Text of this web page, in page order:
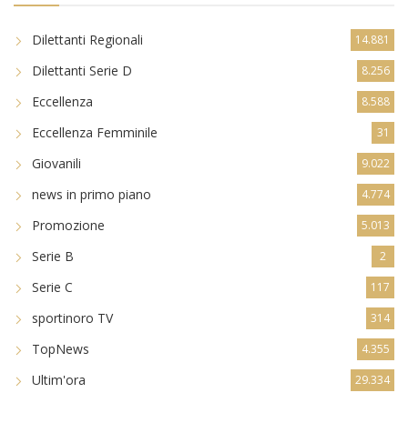
Dilettanti Regionali 14.881
Dilettanti Serie D 8.256
Eccellenza 8.588
Eccellenza Femminile 31
Giovanili 9.022
news in primo piano 4.774
Promozione 5.013
Serie B 2
Serie C 117
sportinoro TV 314
TopNews 4.355
Ultim'ora 29.334